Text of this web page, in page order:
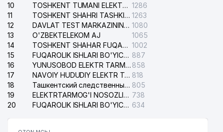
10
TOSHKENT TUMANI ELEKTR TARMOG'I AVARIYA XIZMATI 1286
11
TOSHKENT SHAHRI TASHKILOT TELEFONLARI HAQIDA MA'LUMOT BYUROSI 1263
12
DAVLAT TEST MARKAZINING ISHONCH TELEFONLARI 1080
13
O'ZBEKTELEKOM AJ
1065
14
TOSHKENT SHAHAR FUQAROLIK ISHLARI BO'YICHA SUDI 1002
15
FUQAROLIK ISHLARI BO'YICHA YAKKASAROY TUMANLARARO SUDI 887
16
YUNUSOBOD ELEKTR TARMOG'I NOSOZLIKLARI XIZMATI 858
17
NAVOIY HUDUDIY ELEKTR TARMOQLARI KORXONASI AJ 818
18
Ташкентский следственный изолятор 805
19
ELEKTRTARMOG'I NOSOZLIKLARINI TO'ZATISH SERGELI XIZMATI 738
20
FUQAROLIK ISHLARI BO'YICHA UCH-TEPA TUMANI SUDI 634